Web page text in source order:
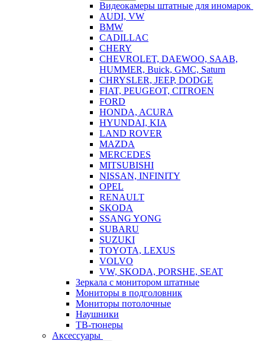
Видеокамеры штатные для иномарок
AUDI, VW
BMW
CADILLAC
CHERY
CHEVROLET, DAEWOO, SAAB,
HUMMER, Buick, GMC, Saturn
CHRYSLER, JEEP, DODGE
FIAT, PEUGEOT, CITROEN
FORD
HONDA, ACURA
HYUNDAI, KIA
LAND ROVER
MAZDA
MERCEDES
MITSUBISHI
NISSAN, INFINITY
OPEL
RENAULT
SKODA
SSANG YONG
SUBARU
SUZUKI
TOYOTA, LEXUS
VOLVO
VW, SKODA, PORSHE, SEAT
Зеркала с монитором штатные
Мониторы в подголовник
Мониторы потолочные
Наушники
ТВ-тюнеры
Аксессуары